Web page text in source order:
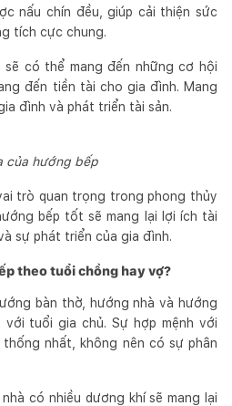
nấu chín đều, giúp cải thiện sức
tích cực chung.
có thể mang đến những cơ hội
đến tiền tài cho gia đình. Mang
đình và phát triển tài sản.
của hướng bếp
trò quan trọng trong phong thủy
bếp tốt sẽ mang lại lợi ích tài
sự phát triển của gia đình.
theo tuổi chồng hay vợ?
bàn thờ, hướng nhà và hướng
tuổi gia chủ. Sự hợp mệnh với
nhất, không nên có sự phân
có nhiều dương khí sẽ mang lại